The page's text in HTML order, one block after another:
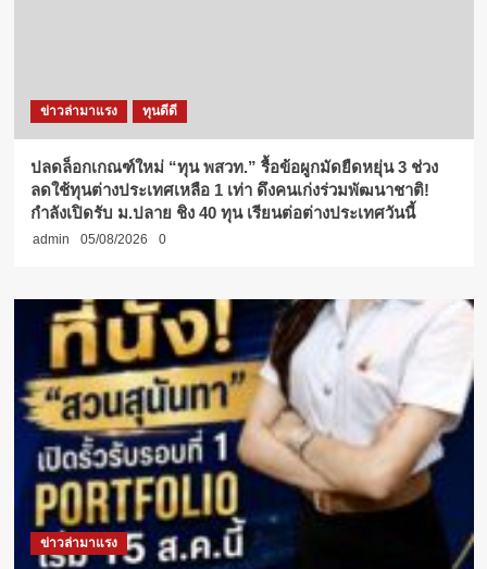
ข่าวล่ามาแรง ทุนดีดี
ปลดล็อกเกณฑ์ใหม่ “ทุน พสวท.” รื้อข้อผูกมัดยืดหยุ่น 3 ช่วง
ลดใช้ทุนต่างประเทศเหลือ 1 เท่า ดึงคนเก่งร่วมพัฒนาชาติ!
กำลังเปิดรับ ม.ปลาย ชิง 40 ทุน เรียนต่อต่างประเทศวันนี้
admin 05/08/2026 0
ข่าวล่ามาแรง